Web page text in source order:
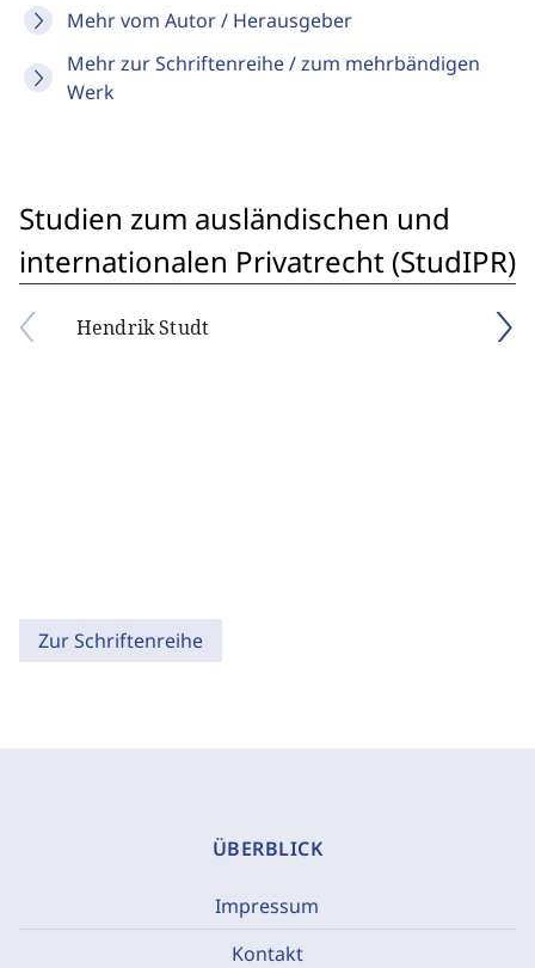
Mehr vom Autor / Herausgeber
Mehr zur Schriftenreihe / zum mehrbändigen
Werk
Studien zum ausländischen und
internationalen Privatrecht (StudIPR)
Hendrik Studt
Zur Schriftenreihe
ÜBERBLICK
Impressum
Kontakt